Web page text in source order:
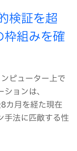
検証を超
組みを確
ピューター上で
ョンは、
カ月を経た現在
手法に匹敵する性